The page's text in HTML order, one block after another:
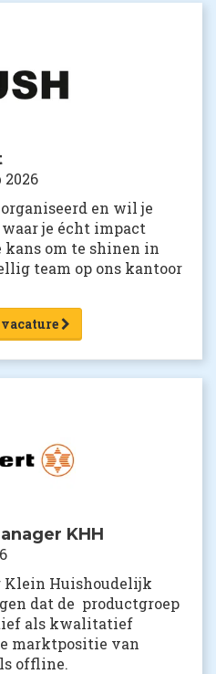
en wil je
je écht impact
kans om te shinen in
team op ons kantoor
KHH
Klein Huishoudelijk
dat de productgroep
als kwalitatief
marktpositie van
offline.